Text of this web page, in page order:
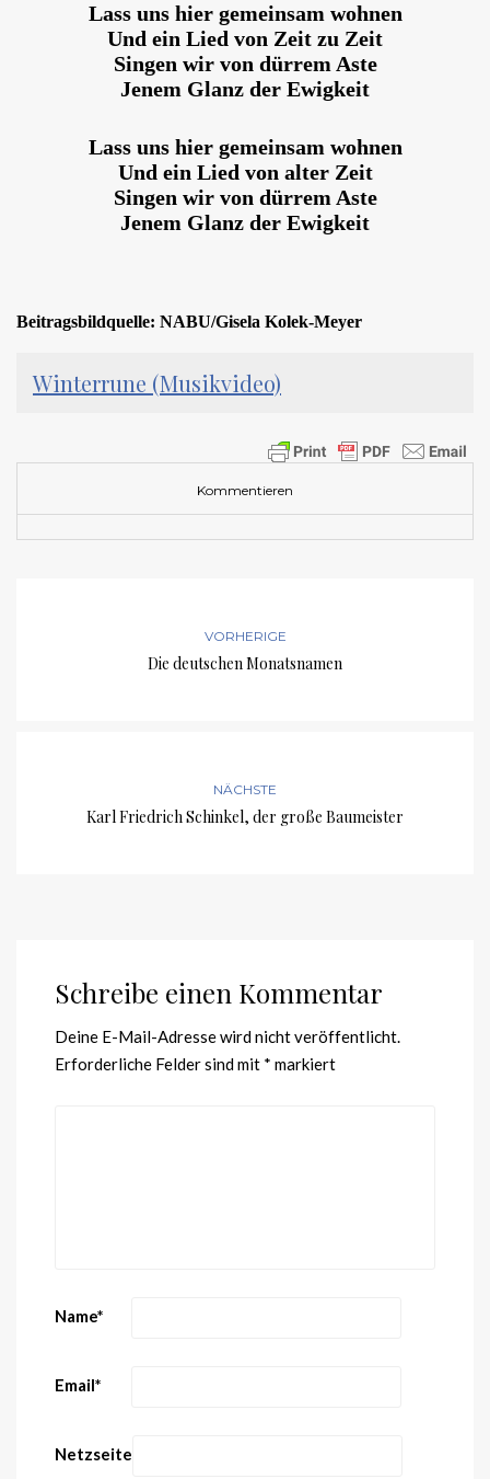
Lass uns hier gemeinsam wohnen
Und ein Lied von Zeit zu Zeit
Singen wir von dürrem Aste
Jenem Glanz der Ewigkeit
Lass uns hier gemeinsam wohnen
Und ein Lied von alter Zeit
Singen wir von dürrem Aste
Jenem Glanz der Ewigkeit
Beitragsbildquelle: NABU/Gisela Kolek-Meyer
Winterrune (Musikvideo)
Kommentieren
VORHERIGE
Die deutschen Monatsnamen
NÄCHSTE
Karl Friedrich Schinkel, der große Baumeister
Schreibe einen Kommentar
Deine E-Mail-Adresse wird nicht veröffentlicht.
Erforderliche Felder sind mit * markiert
Name*
Email*
Netzseite